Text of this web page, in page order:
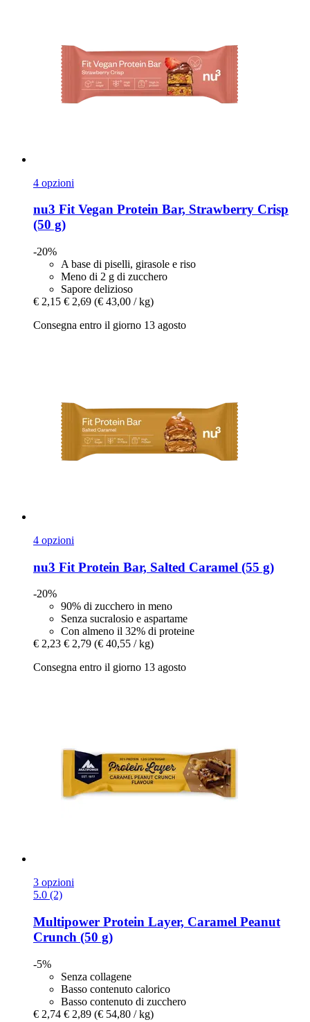
4 opzioni
nu3 Fit Vegan Protein Bar, Strawberry Crisp
(50 g)
-20%
A base di piselli, girasole e riso
Meno di 2 g di zucchero
Sapore delizioso
€ 2,15 € 2,69 (€ 43,00 / kg)
Consegna entro il giorno 13 agosto
4 opzioni
nu3 Fit Protein Bar, Salted Caramel (55 g)
-20%
90% di zucchero in meno
Senza sucralosio e aspartame
Con almeno il 32% di proteine
€ 2,23 € 2,79 (€ 40,55 / kg)
Consegna entro il giorno 13 agosto
3 opzioni
5.0 (2)
Multipower Protein Layer, Caramel Peanut
Crunch (50 g)
-5%
Senza collagene
Basso contenuto calorico
Basso contenuto di zucchero
€ 2,74 € 2,89 (€ 54,80 / kg)